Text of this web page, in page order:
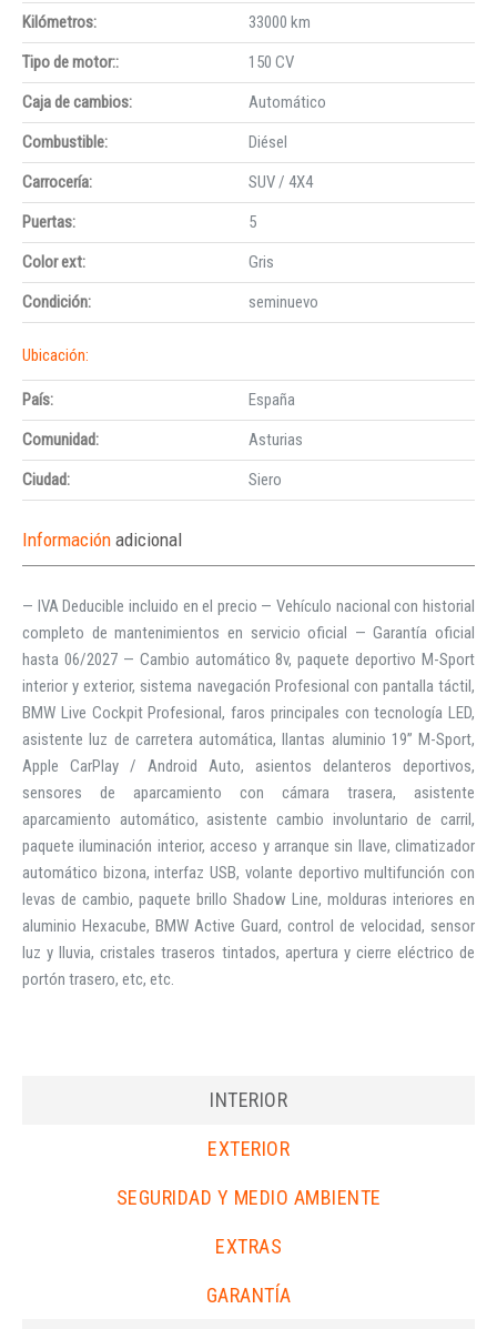
Kilómetros:
33000 km
Tipo de motor::
150 CV
Caja de cambios:
Automático
Combustible:
Diésel
Carrocería:
SUV / 4X4
Puertas:
5
Color ext:
Gris
Condición:
seminuevo
Ubicación:
País:
España
Comunidad:
Asturias
Ciudad:
Siero
Información adicional
— IVA Deducible incluido en el precio — Vehículo nacional con historial
completo de mantenimientos en servicio oficial — Garantía oficial
hasta 06/2027 — Cambio automático 8v, paquete deportivo M-Sport
interior y exterior, sistema navegación Profesional con pantalla táctil,
BMW Live Cockpit Profesional, faros principales con tecnología LED,
asistente luz de carretera automática, llantas aluminio 19” M-Sport,
Apple CarPlay / Android Auto, asientos delanteros deportivos,
sensores de aparcamiento con cámara trasera, asistente
aparcamiento automático, asistente cambio involuntario de carril,
paquete iluminación interior, acceso y arranque sin llave, climatizador
automático bizona, interfaz USB, volante deportivo multifunción con
levas de cambio, paquete brillo Shadow Line, molduras interiores en
aluminio Hexacube, BMW Active Guard, control de velocidad, sensor
luz y lluvia, cristales traseros tintados, apertura y cierre eléctrico de
portón trasero, etc, etc.
INTERIOR
EXTERIOR
SEGURIDAD Y MEDIO AMBIENTE
EXTRAS
GARANTÍA